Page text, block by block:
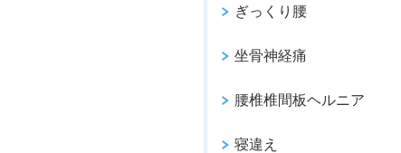
ぎっくり腰
坐骨神経痛
腰椎椎間板ヘルニア
寝違え